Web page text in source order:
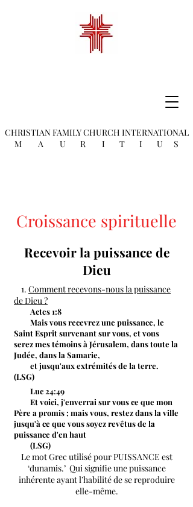
CHRISTIAN FAMILYCHURCH INTERNATIONAL
M A U R I T I U S
Croissance spirituelle
Recevoir la puissance de
Dieu
1. Comment recevons-nous la puissance
de Dieu ?
Actes 1:8
Mais vous recevrez une puissance, le
Saint Esprit survenant sur vous, et vous
serez mes témoins à Jérusalem, dans toute la
Judée, dans la Samarie,
et jusqu'aux extrémités de la terre.
(LSG)
Luc 24:49
Et voici, j'enverrai sur vous ce que mon
Père a promis ; mais vous, restez dans la ville
jusqu'à ce que vous soyez revêtus de la
puissance d'en haut
(LSG)
Le mot Grec utilisé pour PUISSANCE est
‘dunamis.’ Qui signifie une puissance
inhérente ayant l’habilité de se reproduire
elle-même.